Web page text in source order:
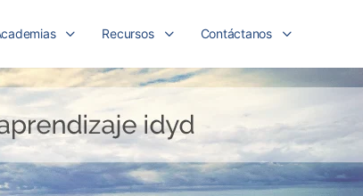
Recursos Contáctanos